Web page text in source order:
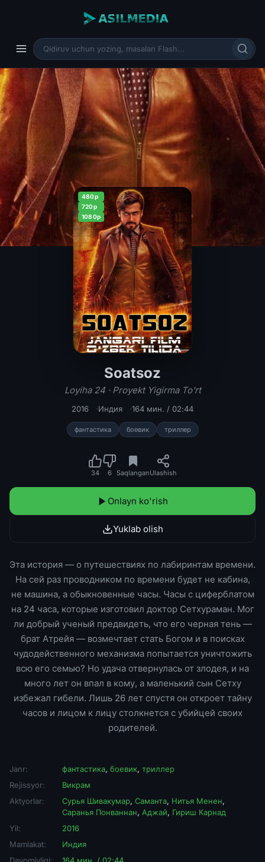
480p
720p
1080p
Soatsoz
Soatsoz / Loyiha 24 / Proyekt
Loyiha 24 · Proyekt Yigirma To'rt
2016 Индия 164 мин. / 02:44
фантастика боевик триллер
34 6 SaqlanganUlashish
Onlayn ko'rish
Yuklab olish
Эта история — о путешествиях по лабиринтам времени.
На сей раз проводником по времени будет не кабина,
не машина, а обыкновенные часы. Часы с циферблатом
на 24 часа, которые изготовил доктор Сетхураман. Мог
ли добрый ученый предвидеть, что его черная тень —
брат Атрейя — возмечтает стать Богом и в поисках
чудодейственного механизма попытается уничтожить
всю его семью? Но удача отвернулась от злодея, и на
много лет он впал в кому, а маленький сын Сетху
избежал гибели. Лишь 26 лет спустя он откроет тайну
часов и лицом к лицу столкнется с убийцей своих
родителей.
Janr: фантастика, боевик, триллер
Rejissyor:
Викрам
Aktyorlar:
Сурья Шивакумар, Саманта, Нитья Менен,
Саранья Понваннан, Аджай, Гириш Карнад
Yil:
2016
Mamlakat:
Индия